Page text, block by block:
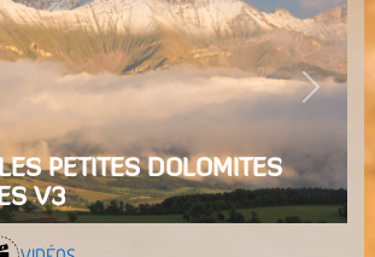
Next
PETITES DOLOMITES
FRANCAISES V3